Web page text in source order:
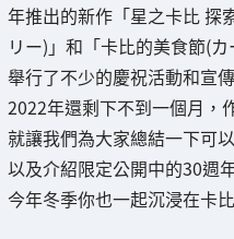
年推出的新作「星之卡比 探
リー)」和「卡比的美食節(
舉行了不少的慶祝活動和宣
2022年還剩下不到一個月，
就讓我們為大家總結一下可
以及介紹限定公開中的30週
今年冬季你也一起沉浸在卡